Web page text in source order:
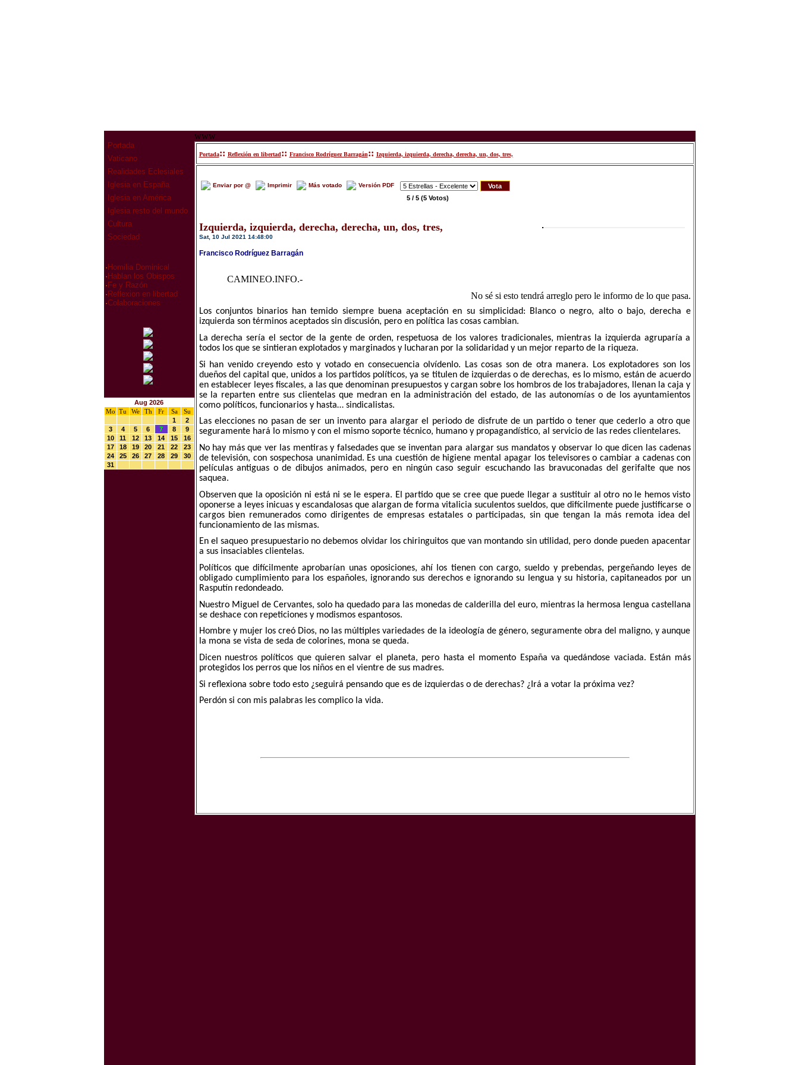
Portada
Vaticano
Realidades Eclesiales
Iglesia en España
Iglesia en América
Iglesia resto del mundo
Cultura
Sociedad
· Homilia Dominical
· Hablan los Obispos
· Fe y Razón
· Reflexion en libertad
·Colaboraciones
Aug 2026
Mo Tu We Th Fr Sa
Su
1
2
3
4 5 6 7 8
9
10
11 12 13 14 15
16
17
18 19 20 21 22
23
24
25 26 27 28 29
30
31
www
Portada:: Reflexión en libertad:: Francisco Rodríguez Barragán:: Izquierda, izquierda, derecha, derecha, un, dos, tres,
Enviar por @ Imprimir Más votado Versión PDF
5 / 5 (5 Votos)
Izquierda, izquierda, derecha, derecha, un, dos, tres,
Sat, 10 Jul 2021 14:48:00
Francisco Rodríguez Barragán
CAMINEO.INFO.-
No sé si esto tendrá arreglo pero le informo de lo que pasa.
Los conjuntos binarios han temido siempre buena aceptación en su simplicidad: Blanco o negro, alto o bajo, derecha e
izquierda son términos aceptados sin discusión, pero en política las cosas cambian.
La derecha sería el sector de la gente de orden, respetuosa de los valores tradicionales, mientras la izquierda agruparía a
todos los que se sintieran explotados y marginados y lucharan por la solidaridad y un mejor reparto de la riqueza.
Si han venido creyendo esto y votado en consecuencia olvídenlo. Las cosas son de otra manera. Los explotadores son los
dueños del capital que, unidos a los partidos políticos, ya se titulen de izquierdas o de derechas, es lo mismo, están de acuerdo
en establecer leyes fiscales, a las que denominan presupuestos y cargan sobre los hombros de los trabajadores, llenan la caja y
se la reparten entre sus clientelas que medran en la administración del estado, de las autonomías o de los ayuntamientos
como políticos, funcionarios y hasta… sindicalistas.
Las elecciones no pasan de ser un invento para alargar el periodo de disfrute de un partido o tener que cederlo a otro que
seguramente hará lo mismo y con el mismo soporte técnico, humano y propagandístico, al servicio de las redes clientelares.
No hay más que ver las mentiras y falsedades que se inventan para alargar sus mandatos y observar lo que dicen las cadenas
de televisión, con sospechosa unanimidad. Es una cuestión de higiene mental apagar los televisores o cambiar a cadenas con
películas antiguas o de dibujos animados, pero en ningún caso seguir escuchando las bravuconadas del gerifalte que nos
saquea.
Observen que la oposición ni está ni se le espera. El partido que se cree que puede llegar a sustituir al otro no le hemos visto
oponerse a leyes inicuas y escandalosas que alargan de forma vitalicia suculentos sueldos, que difícilmente puede justificarse o
cargos bien remunerados como dirigentes de empresas estatales o participadas, sin que tengan la más remota idea del
funcionamiento de las mismas.
En el saqueo presupuestario no debemos olvidar los chiringuitos que van montando sin utilidad, pero donde pueden apacentar
a sus insaciables clientelas.
Políticos que difícilmente aprobarían unas oposiciones, ahí los tienen con cargo, sueldo y prebendas, pergeñando leyes de
obligado cumplimiento para los españoles, ignorando sus derechos e ignorando su lengua y su historia, capitaneados por un
Rasputín redondeado.
Nuestro Miguel de Cervantes, solo ha quedado para las monedas de calderilla del euro, mientras la hermosa lengua castellana
se deshace con repeticiones y modismos espantosos.
Hombre y mujer los creó Dios, no las múltiples variedades de la ideología de género, seguramente obra del maligno, y aunque
la mona se vista de seda de colorines, mona se queda.
Dicen nuestros políticos que quieren salvar el planeta, pero hasta el momento España va quedándose vaciada. Están más
protegidos los perros que los niños en el vientre de sus madres.
Si reflexiona sobre todo esto ¿seguirá pensando que es de izquierdas o de derechas? ¿Irá a votar la próxima vez?
Perdón si con mis palabras les complico la vida.